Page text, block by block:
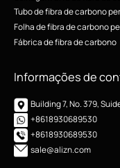
Tubo de fibra de carbono
Folha de fibra de carbono
Fábrica de fibra de carbono
Informações de
Building 7, No. 379,
+8618930689530
+8618930689530
sale@alizn.com